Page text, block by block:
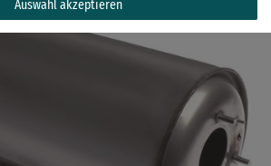
Auswahl akzeptieren